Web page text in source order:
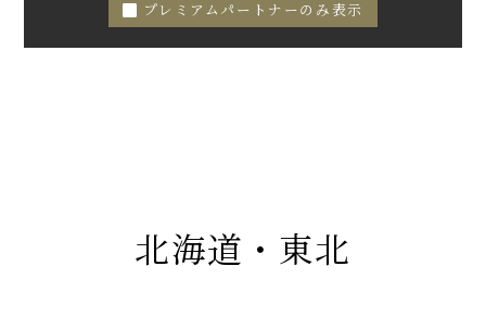
プレミアムパートナーのみ表示
北海道・東北